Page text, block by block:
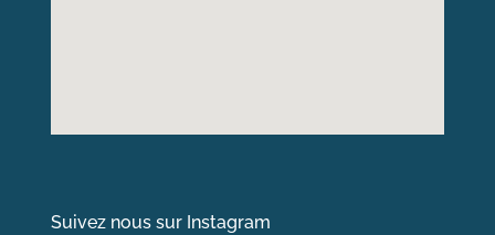
Suivez nous sur Instagram